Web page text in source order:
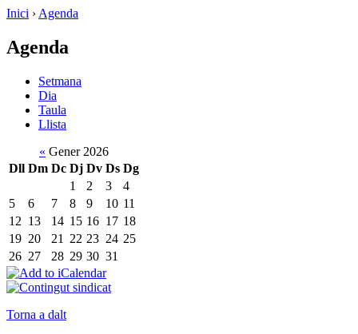
Inici › Agenda
Agenda
Setmana
Dia
Taula
Llista
« Gener 2026
Dll Dm Dc Dj Dv Ds Dg
1
2 3
4
5
6 7 8 9 10 11
12 13 14 15 16 17 18
19 20 21 22 23 24 25
26 27 28 29 30 31
Torna a dalt